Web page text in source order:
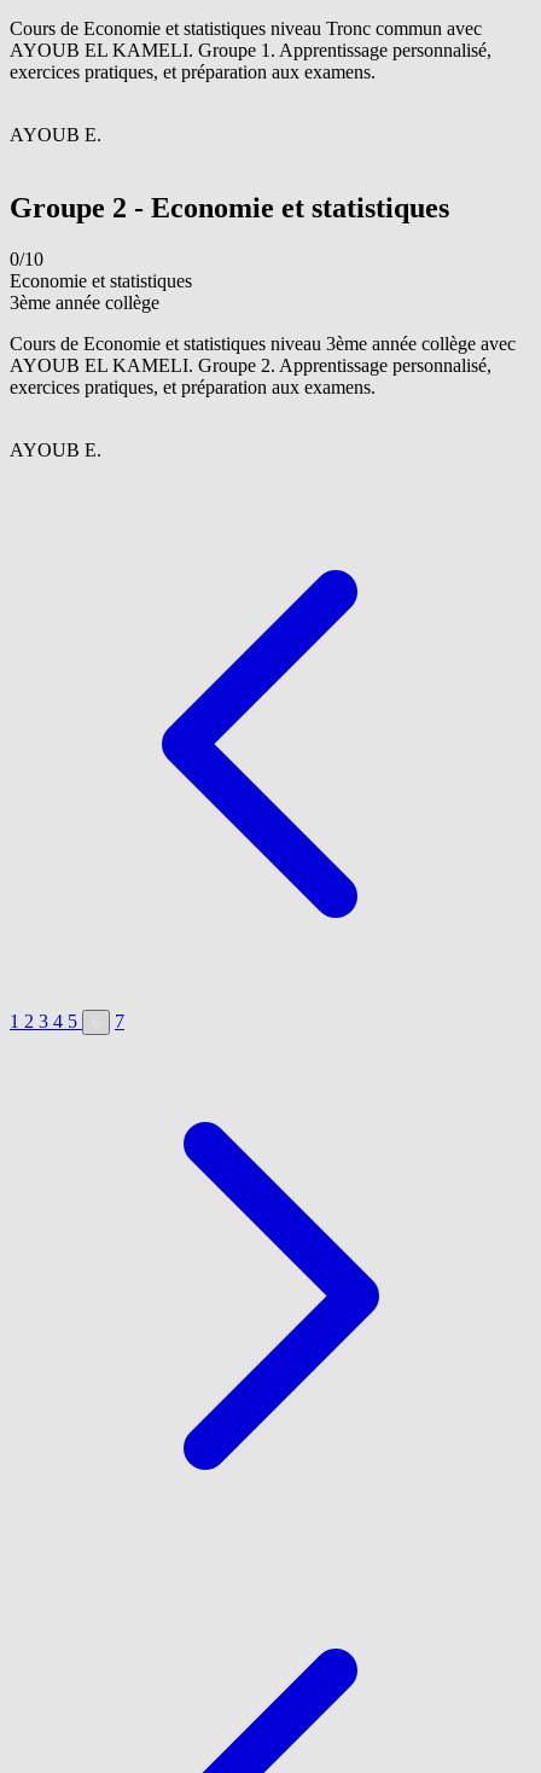
Cours de Economie et statistiques niveau Tronc commun avec
AYOUB EL KAMELI. Groupe 1. Apprentissage personnalisé,
exercices pratiques, et préparation aux examens.
AYOUB E.
Groupe 2 - Economie et statistiques
0/10
Economie et statistiques
3ème année collège
Cours de Economie et statistiques niveau 3ème année collège avec
AYOUB EL KAMELI. Groupe 2. Apprentissage personnalisé,
exercices pratiques, et préparation aux examens.
AYOUB E.
1 2 3 4 5 7